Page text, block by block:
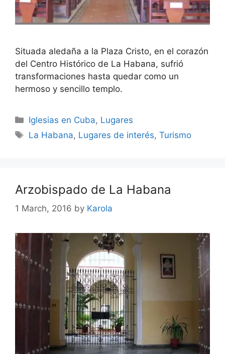
Situada aledaña a la Plaza Cristo, en el corazón
del Centro Histórico de La Habana, sufrió
transformaciones hasta quedar como un
hermoso y sencillo templo.
Categories
Iglesias en Cuba, Lugares
Tags
La Habana, Lugares de interés,Turismo
Arzobispado de La Habana
1 March, 2016 by Karola